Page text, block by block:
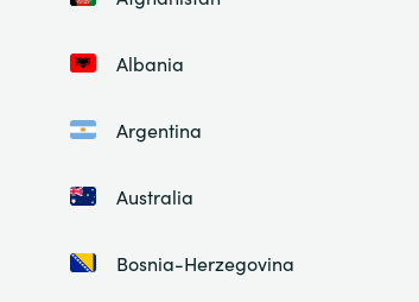
Albania
Argentina
Australia
Bosnia-Herzegovina